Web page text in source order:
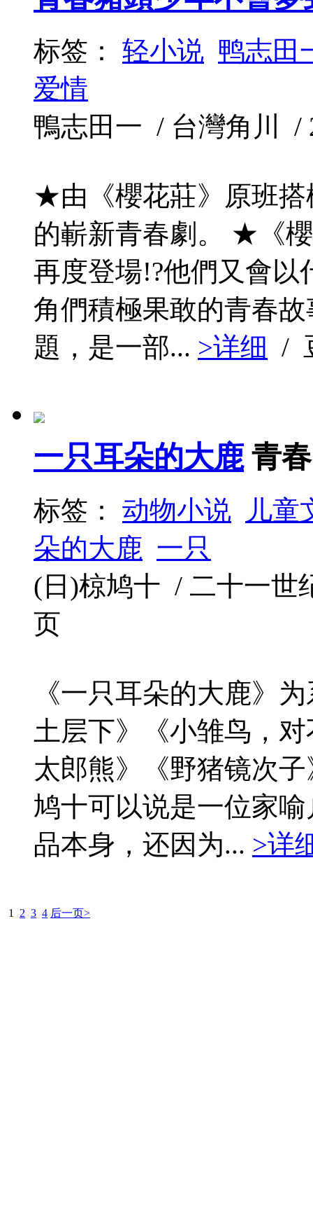
标签： 轻小说 鸭志田
爱情
鴨志田一 / 台灣角川 /
★由《櫻花莊》原班搭
的嶄新青春劇。 ★《
再度登場!?他們又會
角們積極果敢的青春
題，是一部... >详细 /
一只耳朵的大鹿 青
标签： 动物小说
儿童
朵的大鹿 一只
(日)椋鸠十 / 二十一世
页
《一只耳朵的大鹿》
土层下》《小雏鸟，
太郎熊》《野猪镜次
鸠十可以说是一位家
品本身，还因为... >详
1 2 3 4 后一页>